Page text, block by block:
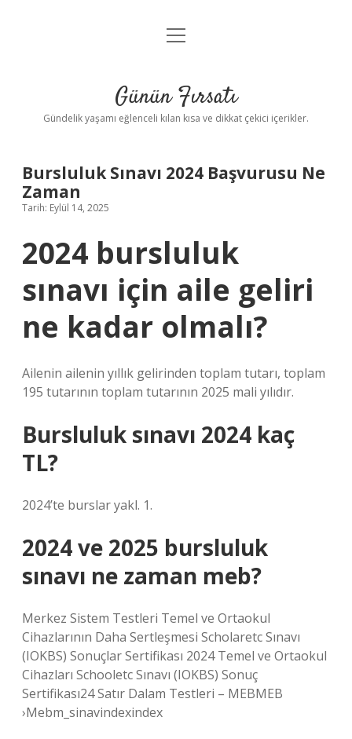
Anasayfa
Yasal Uyarı
menüyü
Günün Fırsatı
Gündelik yaşamı eğlenceli kılan kısa ve dikkat çekici içerikler.
Bursluluk Sınavı 2024 Başvurusu Ne
Zaman
Tarih: Eylül 14, 2025
2024 bursluluk
sınavı için aile geliri
ne kadar olmalı?
Ailenin ailenin yıllık gelirinden toplam tutarı, toplam
195 tutarının toplam tutarının 2025 mali yılıdır.
Bursluluk sınavı 2024 kaç
TL?
2024’te burslar yakl. 1.
2024 ve 2025 bursluluk
sınavı ne zaman meb?
Merkez Sistem Testleri Temel ve Ortaokul
Cihazlarının Daha Sertleşmesi Scholaretc Sınavı
(IOKBS) Sonuçlar Sertifikası 2024 Temel ve Ortaokul
Cihazları Schooletc Sınavı (IOKBS) Sonuç
Sertifikası24 Satır Dalam Testleri – MEBMEB
›Mebm_sinavindexindex